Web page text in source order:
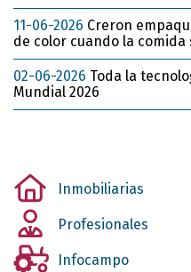
11-06-2026 Creron
de color cuando la
02-06-2026 Toda la
Mundial 2026
Inmobiliarias
Profesionales
Infocampo